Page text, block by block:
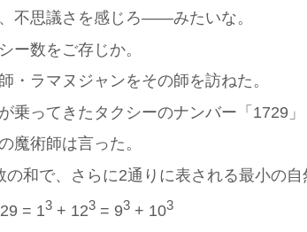
不思議さを感じろ――みたいな。
ー数をご存じか。
・ラマヌジャンをその師を訪ねた。
乗ってきたタクシーのナンバー「1729」
魔術師は言った。
の和で、さらに2通りに表される最小の自
= 13+ 123= 93+ 103